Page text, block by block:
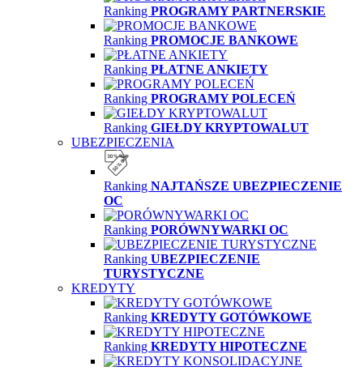
Ranking PROGRAMY PARTNERSKIE
Ranking PROMOCJE BANKOWE
Ranking PŁATNE ANKIETY
Ranking PROGRAMY POLECEŃ
Ranking GIEŁDY KRYPTOWALUT
UBEZPIECZENIA
Ranking NAJTAŃSZE UBEZPIECZENIE
OC
Ranking PORÓWNYWARKI OC
Ranking UBEZPIECZENIE
TURYSTYCZNE
KREDYTY
Ranking KREDYTY GOTÓWKOWE
Ranking KREDYTY HIPOTECZNE